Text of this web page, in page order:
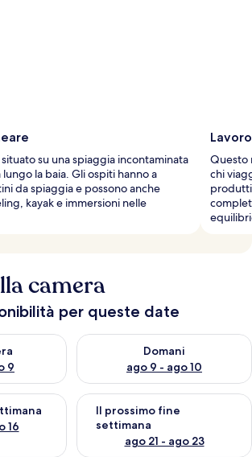
su una spiaggia incontaminata
la baia. Gli ospiti hanno a
da spiaggia e possono anche
kayak e immersioni nelle
Questo
chi
camera
per queste date
9
per questa sera, ago 8 - ago 9
Domani
ago 9 - ago 10
Verifica la disponibilità per
16
per questo fine settimana, ago 14 -
Il prossimo fine
settimana
ago 21 - ago 23
Verifica la disponibilità per il